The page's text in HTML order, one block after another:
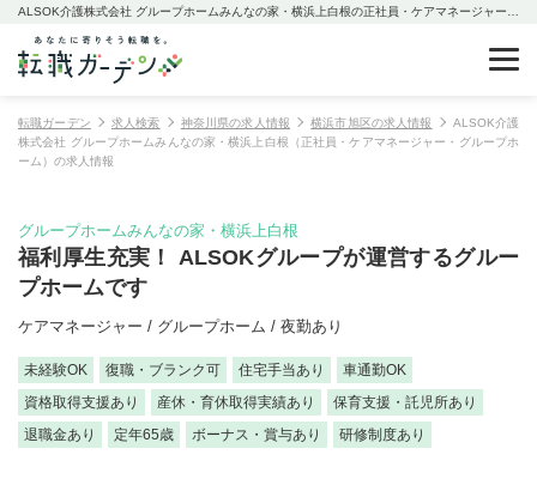
転職ガーデン 求人検索 神奈川県の求人情報 横浜市旭区の求人情報
ALSOK介護
株式会社 グループホームみんなの家・横浜上白根（正社員・ケアマネージャー・グループホ
ーム）の求人情報
グループホームみんなの家・横浜上白根
福利厚生充実！ ALSOKグループが運営するグルー
プホームです
ケアマネージャー / グループホーム / 夜勤あり
未経験OK 復職・ブランク可 住宅手当あり
車通勤OK
資格取得支援あり
産休・育休取得実績あり
保育支援・託児所あり
退職金あり
定年65歳 ボーナス・賞与あり 研修制度あり